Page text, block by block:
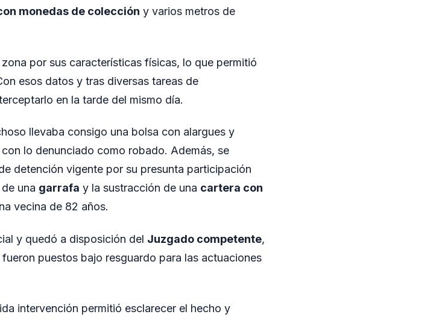
monedas de colección y varios metros de
por sus características físicas, lo que permitió
esos datos y tras diversas tareas de
en la tarde del mismo día.
llevaba consigo una bolsa con alargues y
lo denunciado como robado. Además, se
detención vigente por su presunta participación
una garrafa y la sustracción de una cartera con
vecina de 82 años.
y quedó a disposición del Juzgado competente,
puestos bajo resguardo para las actuaciones
intervención permitió esclarecer el hecho y